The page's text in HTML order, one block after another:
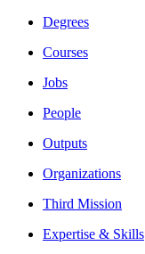
Degrees
Courses
Jobs
People
Outputs
Organizations
Third Mission
Expertise & Skills